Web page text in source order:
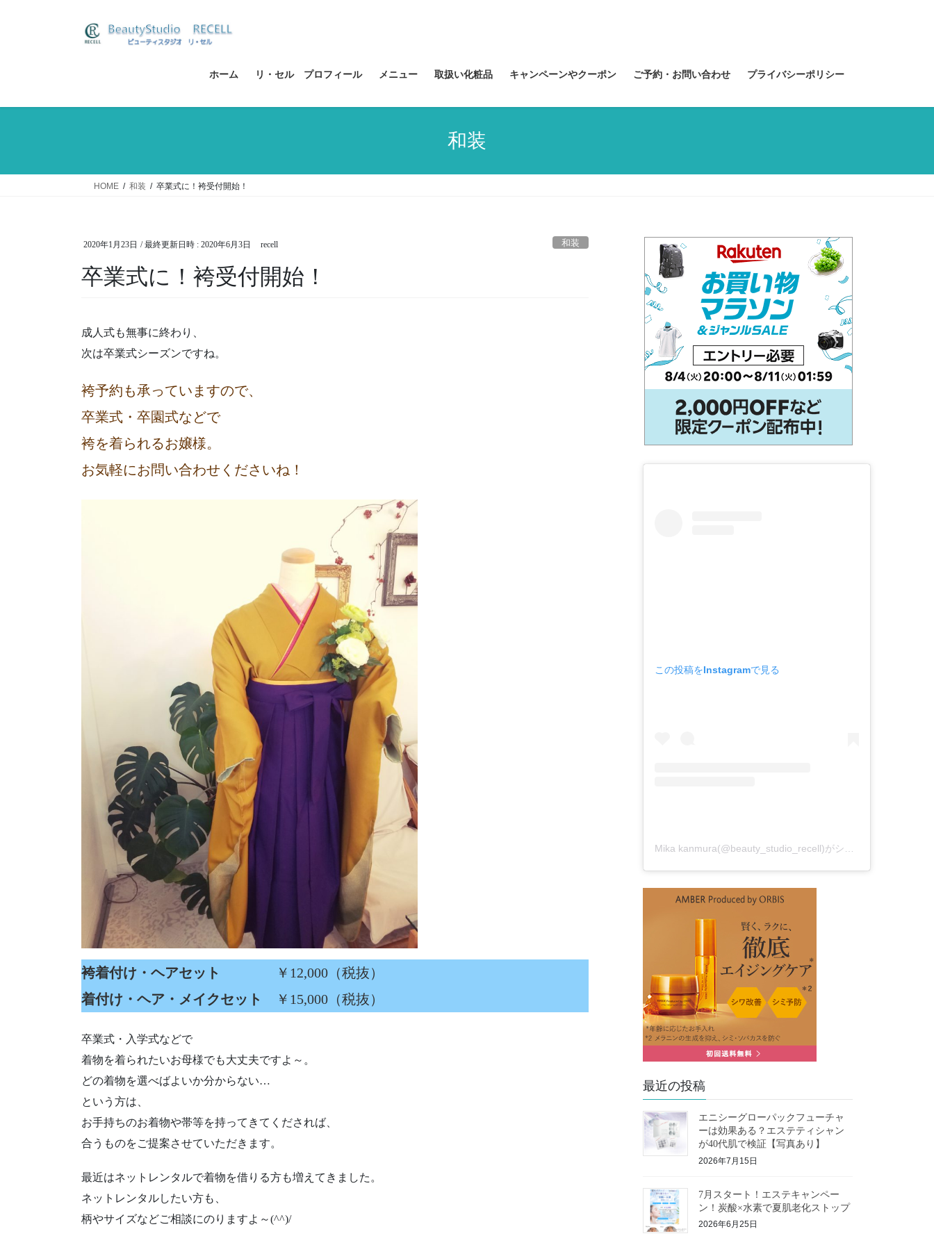
ス
ン
ホーム リ・セル プロフィール メニュー 取扱い化粧品 キャンペーンやクーポン ご予約・お問い合わせ プライバシーポリシー
和装
HOME 和装 卒業式に！袴受付開始！
2020年1月23日 / 最終更新日時 : 2020年6月3日 recell 和装
卒業式に！袴受付開始！
成人式も無事に終わり、
次は卒業式シーズンですね。
袴予約も承っていますので、
卒業式・卒園式などで
袴を着られるお嬢様。
お気軽にお問い合わせくださいね！
袴着付け・ヘアセット
￥12,000（税抜）
着付け・ヘア・メイクセット
￥15,000（税抜）
卒業式・入学式などで
着物を着られたいお母様でも大丈夫ですよ～。
どの着物を選べばよいか分からない…
という方は、
お手持ちのお着物や帯等を持ってきてくだされば、
合うものをご提案させていただきます。
最近はネットレンタルで着物を借りる方も増えてきました。
ネットレンタルしたい方も、
柄やサイズなどご相談にのりますよ～(^^)/
この投稿をInstagramで見る
Mika kanmura(@beauty_studio_recell)がシェアした投稿
最近の投稿
エニシーグローパックフューチャ
ーは効果ある？エステティシャン
が40代肌で検証【写真あり】
2026年7月15日
7月スタート！エステキャンペー
ン！炭酸×水素で夏肌老化ストップ
2026年6月25日